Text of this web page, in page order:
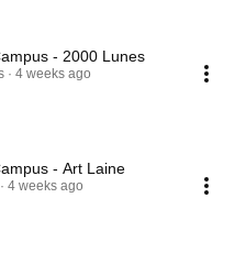
- 2000 Lunes
4 weeks ago
- Art Laine
4 weeks ago